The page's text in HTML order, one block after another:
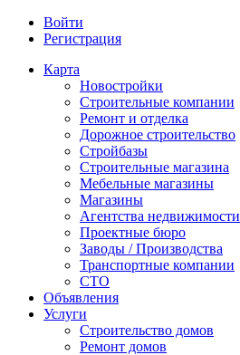
Войти
Регистрация
Карта
Новостройки
Строительные компании
Ремонт и отделка
Дорожное строительство
Стройбазы
Строительные магазина
Мебельные магазины
Магазины
Агентства недвижимости
Проектные бюро
Заводы / Производства
Транспортные компании
СТО
Объявления
Услуги
Строительство домов
Ремонт домов